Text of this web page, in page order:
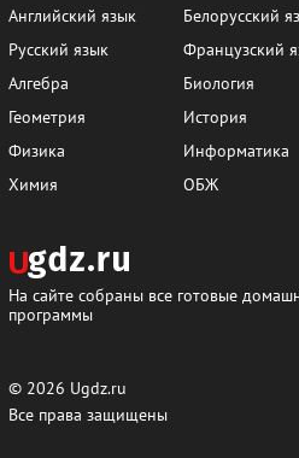
Английский язык
Русский язык
Алгебра
Геометрия
Физика
Химия
Белорусский
Французский
Биология
История
Информатика
ОБЖ
На сайте собраны все готовые
программы
© 2026 Ugdz.ru
Все права защищены